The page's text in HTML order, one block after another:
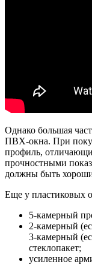
Однако большая
ПВХ-окна. При
профиль,
прочностными
должны быть
Еще у пластиковых
5-камерный
2-камерный
3-камерный
стеклопакет;
усиленное